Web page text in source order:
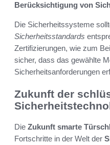
Berücksichtigung von
Die Sicherheitssysteme
Sicherheitsstandards
Zertifizierungen, wie zum
sicher, dass das gewählte
Sicherheitsanforderungen
Zukunft der
Die Zukunft smarte
Fortschritte in der Welt der